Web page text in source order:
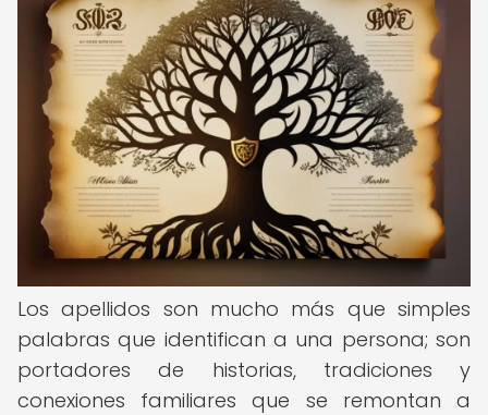
Los apellidos son mucho más que simples
palabras que identifican a una persona; son
portadores de historias, tradiciones y
conexiones familiares que se remontan a